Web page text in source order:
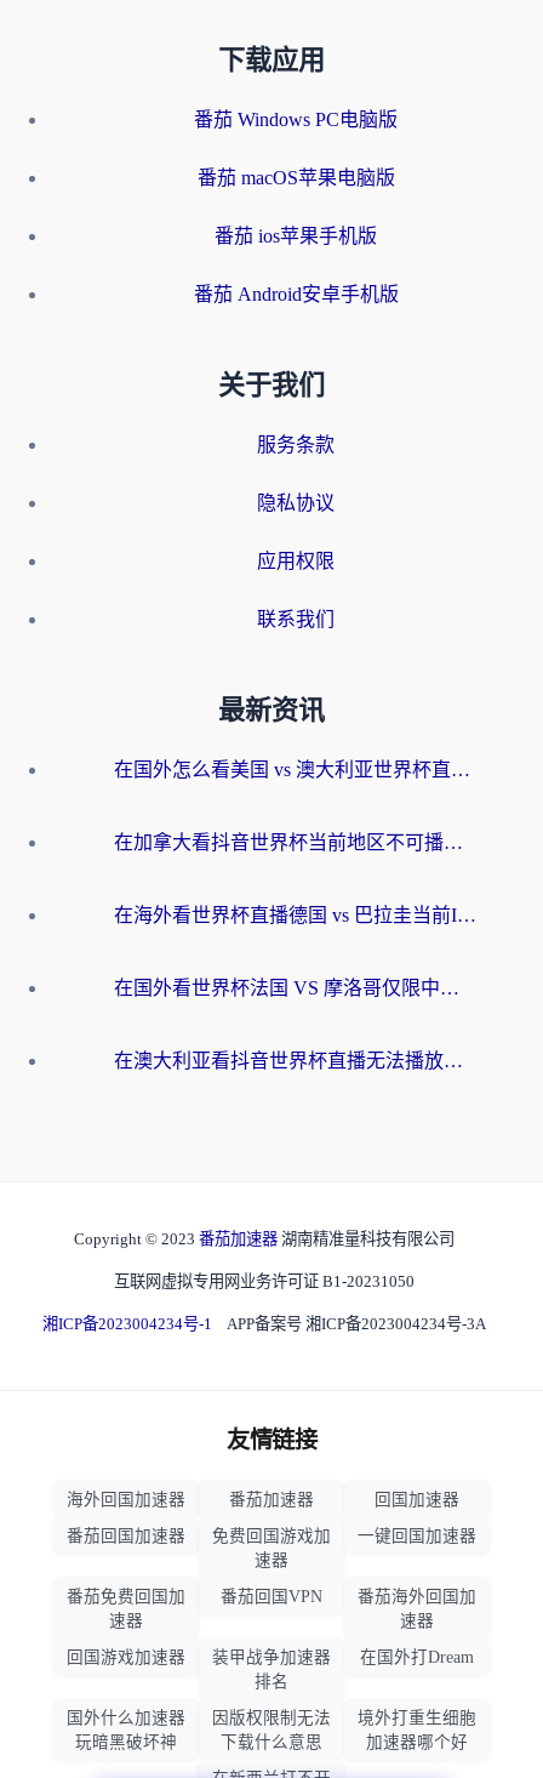
下载应用
番茄 Windows PC电脑版
番茄 macOS苹果电脑版
番茄 ios苹果手机版
番茄 Android安卓手机版
关于我们
服务条款
隐私协议
应用权限
联系我们
最新资讯
在国外怎么看美国 vs 澳大利亚世界杯直播？海外党必藏的中文解说观赛指南
在加拿大看抖音世界杯当前地区不可播放？海外党体育观赛终极指南
在海外看世界杯直播德国 vs 巴拉圭当前IP受限制？这篇指南帮你轻松解决地区限制
在国外看世界杯法国 VS 摩洛哥仅限中国大陆？别让地域限制拦下你的欢呼
在澳大利亚看抖音世界杯直播无法播放？海外党体育观赛终极指南来了！
Copyright © 2023 番茄加速器 湖南精准量科技有限公司
互联网虚拟专用网业务许可证 B1-20231050
湘ICP备2023004234号-1 APP备案号 湘ICP备2023004234号-3A
友情链接
海外回国加速器 番茄加速器
回国加速器
番茄回国加速器
免费回国游戏加
速器
一键回国加速器
番茄免费回国加
速器
番茄回国VPN
番茄海外回国加
速器
回国游戏加速器
装甲战争加速器
排名
在国外打Dream
国外什么加速器
玩暗黑破坏神
因版权限制无法
下载什么意思
境外打重生细胞
加速器哪个好